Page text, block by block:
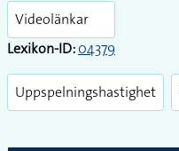
Videolänkar
Lexikon-ID:04379
Uppspelningshastighet